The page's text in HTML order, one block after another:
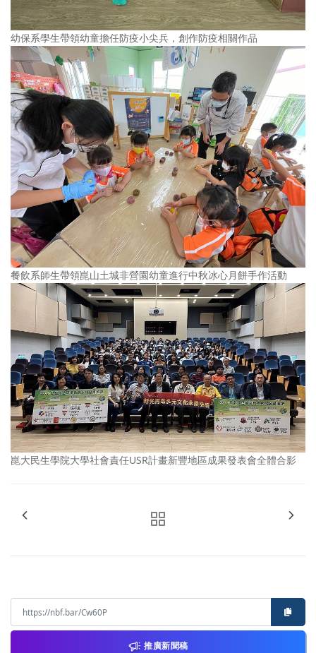
幼保系學生帶領幼童擔任防疫小尖兵，創作防疫相關作品
餐飲系師生帶領崑山土城非營園幼童進行中秋冰心月餅手作活動
崑大民生學院大學社會責任USR計畫新豐地區成果發表會全體合影
推廣新聞稿